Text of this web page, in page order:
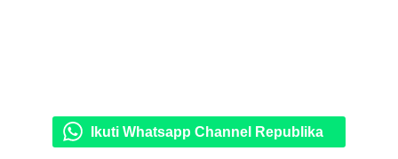
Ikuti Whatsapp Channel Republika